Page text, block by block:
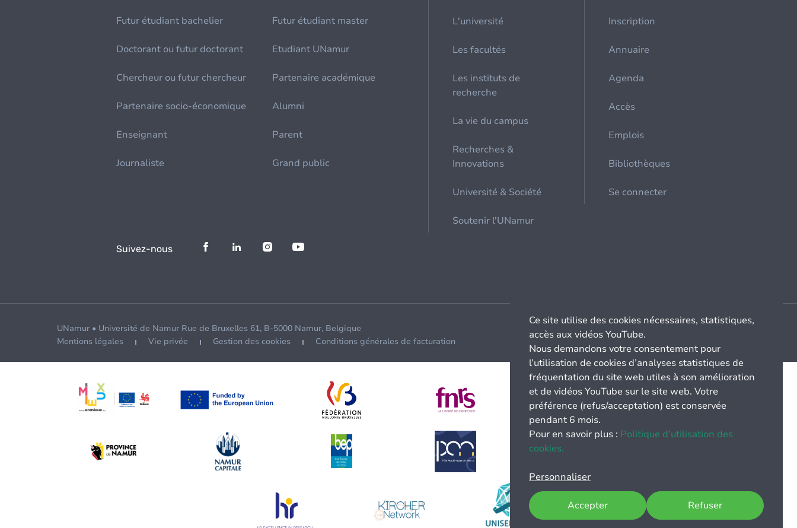
Futur étudiant bachelier Futur étudiant master
Doctorant ou futur doctorant Etudiant UNamur
Chercheur ou futur chercheur Partenaire académique
Partenaire socio-économique Alumni
Enseignant Parent
Journaliste Grand public
L'université
Les facultés
Les instituts de
recherche
La vie du campus
Recherches &
Innovations
Université & Société
Soutenir l'UNamur
Inscription
Annuaire
Agenda
Accès
Emplois
Bibliothèques
Se connecter
Suivez-nous
UNamur • Université de Namur Rue de Bruxelles 61, B-5000 Namur, Belgique
Mentions légales
Vie privée Gestion des cookies Conditions générales de facturation
Ce site utilise des cookies nécessaires, statistiques,
accès aux vidéos YouTube.
Nous demandons votre consentement pour
l’utilisation de cookies d’analyses statistiques de
fréquentation du site web utiles à son amélioration
et de vidéos YouTube sur le site web. Votre
préférence (refus/acceptation) est conservée
pendant 6 mois.
Pour en savoir plus : Politique d’utilisation des
cookies.
Personnaliser
Refuser
Accepter